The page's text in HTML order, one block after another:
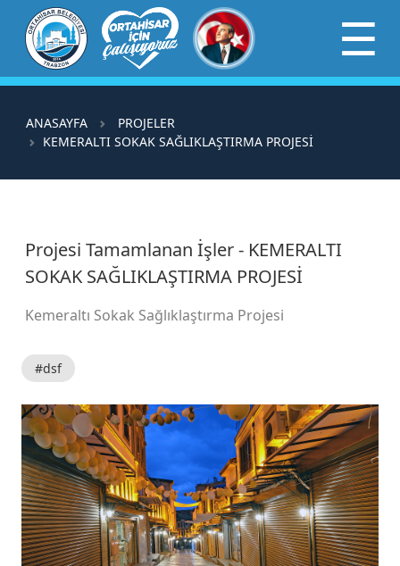
×
☰
ANASAYFA
PROJELER
KEMERALTI SOKAK SAĞLIKLAŞTIRMA PROJESİ
Projesi Tamamlanan İşler - KEMERALTI
SOKAK SAĞLIKLAŞTIRMA PROJESİ
Kemeraltı Sokak Sağlıklaştırma Projesi
#dsf